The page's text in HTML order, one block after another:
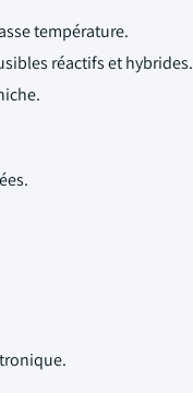
température.
réactifs et hybrides.